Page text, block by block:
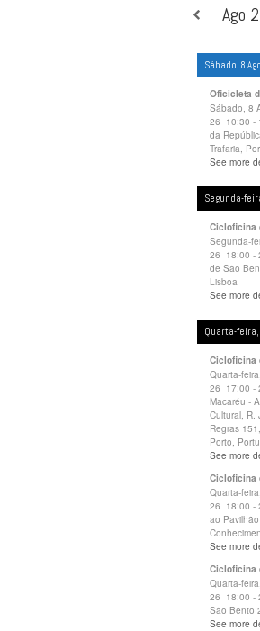
Ago
Sábado, 8
Oficicleta
Sábado, 8
26 10:30 -
da
Trafaria,
See more
Segunda-
Cicloficina
Segunda-
26 18:00 -
de São
Lisboa
See more
Quarta-feira,
Cicloficina
Quarta-
26 17:00 -
Macaréu -
Cultural, R.
Regras
Porto,
See more
Cicloficina
Quarta-
26 18:00 -
ao
See more
Cicloficina
Quarta-
26 18:00 -
São Bento
See more